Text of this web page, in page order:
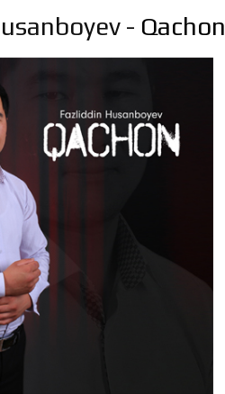
- Qachon